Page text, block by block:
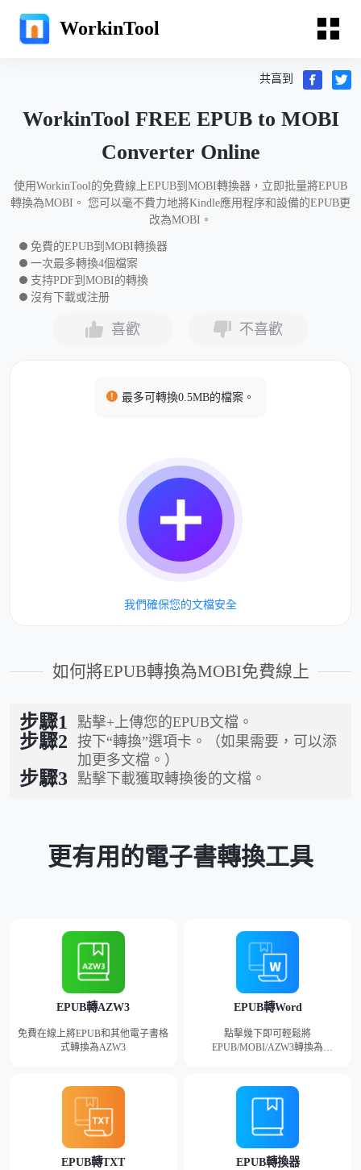
WorkinTool
共亯到
WorkinTool FREE EPUB to MOBI
Converter Online
使用WorkinTool的免費線上EPUB到MOBI轉換器，立即批量將EPUB
轉換為MOBI。 您可以毫不費力地將Kindle應用程序和設備的EPUB更
改為MOBI。
免費的EPUB到MOBI轉換器
一次最多轉換4個檔案
支持PDF到MOBI的轉換
沒有下載或注册
喜歡 不喜歡
最多可轉換0.5MB的檔案。
我們確保您的文檔安全
如何將EPUB轉換為MOBI免費線上
步驟1 點擊+上傳您的EPUB文檔。
步驟2
按下“轉換”選項卡。（如果需要，可以添
加更多文檔。）
步驟3 點擊下載獲取轉換後的文檔。
更有用的電子書轉換工具
EPUB轉AZW3
免費在線上將EPUB和其他電子書格
式轉換為AZW3
EPUB轉Word
點擊幾下即可輕鬆將
EPUB/MOBI/AZW3轉換為
EPUB轉TXT EPUB轉換器